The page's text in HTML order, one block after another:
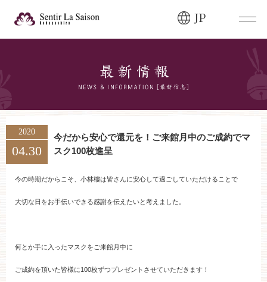
JP
0120-166-088
ご成約済み・
その他のお問い合わせ
0258-66-3155
2020
04.30
今だから安心で還元を！ご来館月中のご成約でマ
スク100枚進呈
今の時期だからこそ、小林樓は皆さんに安心して過ごしていただけることで
大切な日をお手伝いできる感謝を伝えたいと考えました。
何とか手に入ったマスクをご来館月中に
ご成約を頂いた皆様に100枚ずつプレゼントさせていただきます！